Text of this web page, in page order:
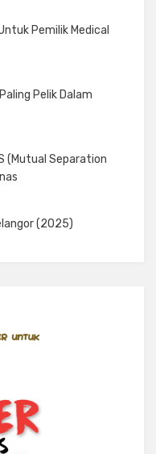
Pemilik Medical
Pelik Dalam
(Mutual Separation
(2025)